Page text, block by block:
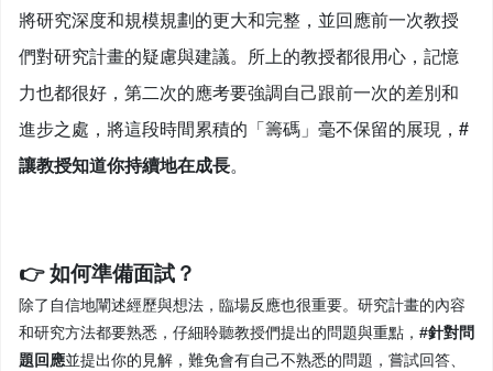
將研究深度和規模規劃的更大和完整，並回應前一次教授
們對研究計畫的疑慮與建議。所上的教授都很用心，記憶
力也都很好，第二次的應考要強調自己跟前一次的差別和
進步之處，將這段時間累積的「籌碼」毫不保留的展現， #
讓教授知道你持續地在成長。
👉 如何準備面試？
除了自信地闡述經歷與想法，臨場反應也很重要。研究計畫的內容
和研究方法都要熟悉，仔細聆聽教授們提出的問題與重點， #針對問
題回應並提出你的見解，難免會有自己不熟悉的問題，嘗試回答、